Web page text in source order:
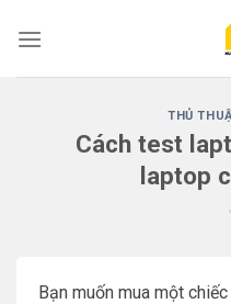
THỦ
Cách test
laptop
Bạn muốn mua một